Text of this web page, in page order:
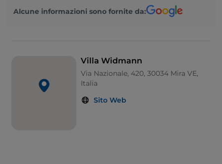
forse realizzata su progetto di Andrea Tirali, in un
Quasi di fronte alla villa, si vedono sulla riva opposta
Naviglio di Brentale barchesse superstiti della
cinquecentesca
Villa Valmarana
centrale fu fatto demolire ai primi del ’900 per
Alcune informazioni sono fornite da:
Villa Widmann
Via Nazionale, 420, 30034 Mira VE,
Italia
Sito Web